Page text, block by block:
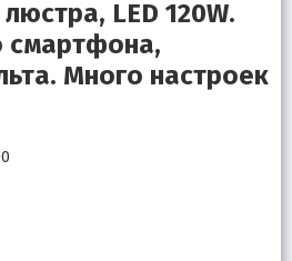
LED 120W.
смартфона,
Много настроек